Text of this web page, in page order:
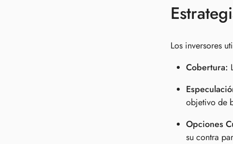
Los inversores
Cobertura:
objetivo de
Opciones
su contra